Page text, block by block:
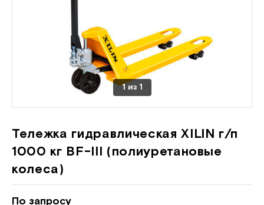
1из 1
Тележка гидравлическая XILIN г/п
1000 кг BF-III (полиуретановые
колеса)
По запросу